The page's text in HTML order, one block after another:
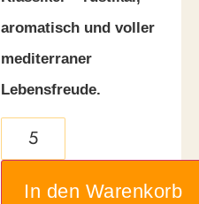
aromatisch und voller
mediterraner
Lebensfreude.
In den Warenkorb